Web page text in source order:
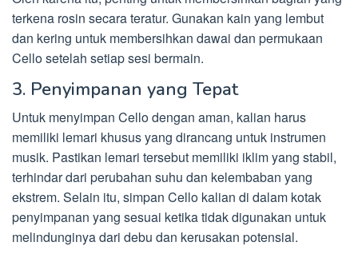
terkena rosin secara teratur. Gunakan kain yang lembut
dan kering untuk membersihkan dawai dan permukaan
Cello setelah setiap sesi bermain.
3. Penyimpanan yang Tepat
Untuk menyimpan Cello dengan aman, kalian harus
memiliki lemari khusus yang dirancang untuk instrumen
musik. Pastikan lemari tersebut memiliki iklim yang stabil,
terhindar dari perubahan suhu dan kelembaban yang
ekstrem. Selain itu, simpan Cello kalian di dalam kotak
penyimpanan yang sesuai ketika tidak digunakan untuk
melindunginya dari debu dan kerusakan potensial.